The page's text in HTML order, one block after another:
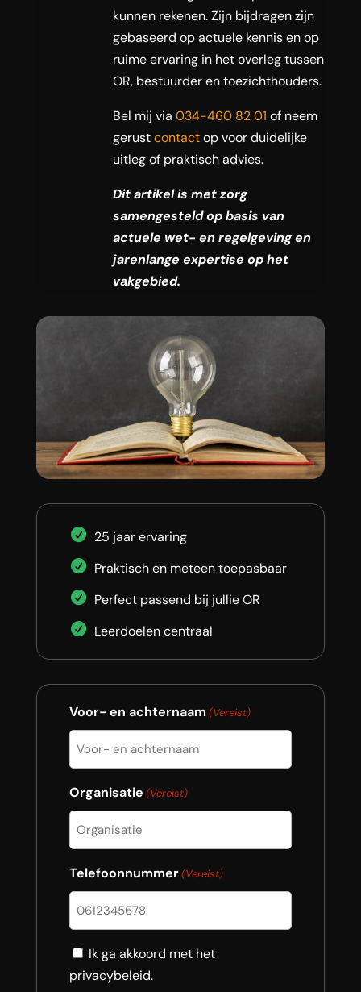
kunnen rekenen. Zijn bijdragen zijn
gebaseerd op actuele kennis en op
ruime ervaring in het overleg tussen
OR, bestuurder en toezichthouders.
Bel mij via 034-460 82 01 of neem
gerustcontactop voor duidelijke
uitleg of praktisch advies.
Dit artikel is met zorg
samengesteld op basis van
actuele wet- en regelgeving en
jarenlange expertise op het
vakgebied.
25 jaar ervaring
Praktisch en meteen toepasbaar
Perfect passend bij jullie OR
Leerdoelen centraal
Voor- en achternaam (Vereist)
Organisatie (Vereist)
Telefoonnummer(Vereist)
Consent
Ik ga akkoord met het
privacybeleid.